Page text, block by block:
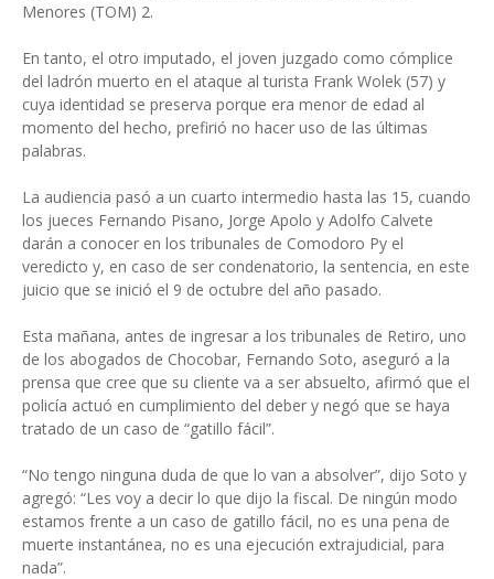
Menores (TOM) 2.
En tanto, el otro imputado, el joven juzgado como cómplice
del ladrón muerto en el ataque al turista Frank Wolek (57) y
cuya identidad se preserva porque era menor de edad al
momento del hecho, prefirió no hacer uso de las últimas
palabras.
La audiencia pasó a un cuarto intermedio hasta las 15, cuando
los jueces Fernando Pisano, Jorge Apolo y Adolfo Calvete
darán a conocer en los tribunales de Comodoro Py el
veredicto y, en caso de ser condenatorio, la sentencia, en este
juicio que se inició el 9 de octubre del año pasado.
Esta mañana, antes de ingresar a los tribunales de Retiro, uno
de los abogados de Chocobar, Fernando Soto, aseguró a la
prensa que cree que su cliente va a ser absuelto, afirmó que el
policía actuó en cumplimiento del deber y negó que se haya
tratado de un caso de “gatillo fácil”.
“No tengo ninguna duda de que lo van a absolver”, dijo Soto y
agregó: “Les voy a decir lo que dijo la fiscal. De ningún modo
estamos frente a un caso de gatillo fácil, no es una pena de
muerte instantánea, no es una ejecución extrajudicial, para
nada”.